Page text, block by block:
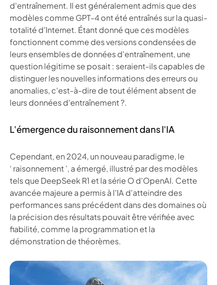
d'entraînement. Il est généralement admis que des
modèles comme GPT-4 ont été entraînés sur la quasi-
totalité d'Internet. Étant donné que ces modèles
fonctionnent comme des versions condensées de
leurs ensembles de données d'entraînement, une
question légitime se posait : seraient-ils capables de
distinguer les nouvelles informations des erreurs ou
anomalies, c'est-à-dire de tout élément absent de
leurs données d'entraînement ?.
L'émergence du raisonnement dans l'IA
Cependant, en 2024, un nouveau paradigme, le
‘ raisonnement ’, a émergé, illustré par des modèles
tels que DeepSeek R1 et la série O d'OpenAI. Cette
avancée majeure a permis à l'IA d'atteindre des
performances sans précédent dans des domaines où
la précision des résultats pouvait être vérifiée avec
fiabilité, comme la programmation et la
démonstration de théorèmes.